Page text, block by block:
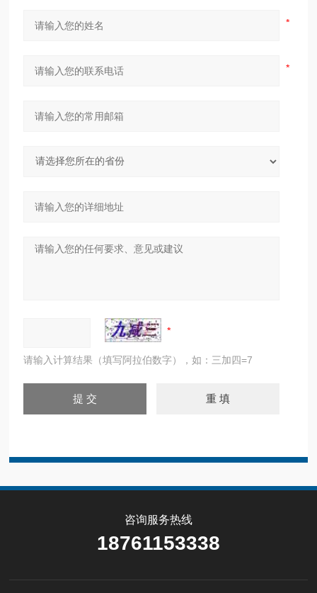
请输入计算结果（填写阿拉伯数字），如：三加四=7
咨询服务热线
18761153338